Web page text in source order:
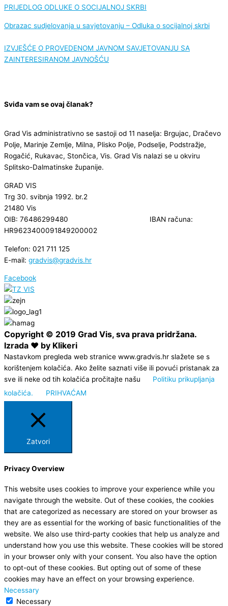
PRIJEDLOG ODLUKE O SOCIJALNOJ SKRBI
Obrazac sudjelovanja u savjetovanju – Odluka o socijalnoj skrbi
IZVJEŠĆE O PROVEDENOM JAVNOM SAVJETOVANJU SA
ZAINTERESIRANOM JAVNOŠĆU
Sviđa vam se ovaj članak?
Grad Vis administrativno se sastoji od 11 naselja: Brgujac, Dračevo
Polje, Marinje Zemlje, Milna, Plisko Polje, Podselje, Podstražje,
Rogačić, Rukavac, Stončica, Vis. Grad Vis nalazi se u okviru
Splitsko-Dalmatinske županije.
GRAD VIS
Trg 30. svibnja 1992. br.2
21480 Vis
OIB: 76486299480 IBAN računa:
HR9623400091849200002
Telefon: 021 711 125
E-mail: gradvis@gradvis.hr
Facebook
Copyright © 2019 Grad Vis, sva prava pridržana.
Izrada ❤ by Klikeri
Nastavkom pregleda web stranice www.gradvis.hr slažete se s
korištenjem kolačića. Ako želite saznati više ili povući pristanak za
sve ili neke od tih kolačića pročitajte našu
Politiku prikupljanja
kolačića.
PRIHVAĆAM
Zatvori
Privacy Overview
This website uses cookies to improve your experience while you
navigate through the website. Out of these cookies, the cookies
that are categorized as necessary are stored on your browser as
they are as essential for the working of basic functionalities of the
website. We also use third-party cookies that help us analyze and
understand how you use this website. These cookies will be stored
in your browser only with your consent. You also have the option
to opt-out of these cookies. But opting out of some of these
cookies may have an effect on your browsing experience.
Necessary
Necessary